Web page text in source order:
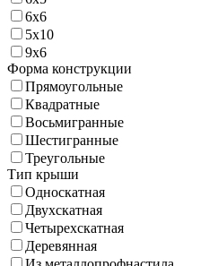
6х6
5х10
9х6
Форма конструкции
Прямоугольные
Квадратные
Восьмигранные
Шестигранные
Треугольные
Тип крыши
Односкатная
Двухскатная
Четырехскатная
Деревянная